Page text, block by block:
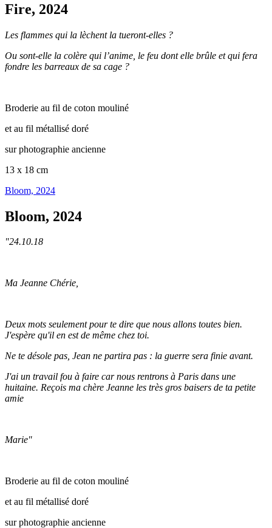
Fire, 2024
Les flammes qui la lèchent la tueront-elles ?
Ou sont-elle la colère qui l’anime, le feu dont elle brûle et qui fera
fondre les barreaux de sa cage ?
Broderie au fil de coton mouliné
et au fil métallisé doré
sur photographie ancienne
13 x 18 cm
Bloom, 2024
Bloom, 2024
"24.10.18
Ma Jeanne Chérie,
Deux mots seulement pour te dire que nous allons toutes bien.
J'espère qu'il en est de même chez toi.
Ne te désole pas, Jean ne partira pas : la guerre sera finie avant.
J'ai un travail fou à faire car nous rentrons à Paris dans une
huitaine. Reçois ma chère Jeanne les très gros baisers de ta petite
amie
Marie"
Broderie au fil de coton mouliné
et au fil métallisé doré
sur photographie ancienne